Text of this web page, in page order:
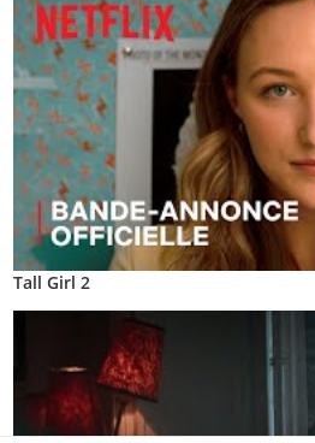
Tall Girl 2